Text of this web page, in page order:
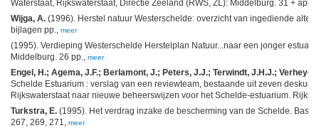
Waterstaat, Rijkswaterstaat, Directie Zeeland (RWS, ZL): Middelburg. 31 +
Wijga, A. (1996). Herstel natuur Westerschelde: overzicht van ingediende
bijlagen pp.,
meer
(1995). Verdieping Westerschelde Herstelplan Natuur...naar een jonger
Middelburg. 26 pp.,
meer
Engel, H.; Agema, J.F.; Berlamont, J.; Peters, J.J.; Terwindt, J.H.J.;
Schelde Estuarium : verslag van een reviewteam, bestaande uit zeven
Rijkswaterstaat naar nieuwe beheerswijzen voor het Schelde-estuarium.
Turkstra, E. (1995). Het verdrag inzake de bescherming van de Schelde.
267, 269, 271,
meer